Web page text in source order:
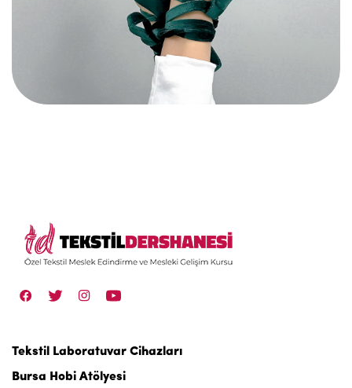
Tekstil Laboratuvar Cihazları
Bursa Hobi Atölyesi